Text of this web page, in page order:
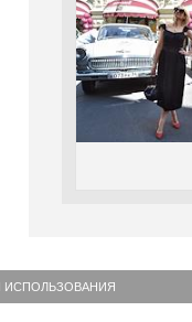
ИСПОЛЬЗОВАНИЯ